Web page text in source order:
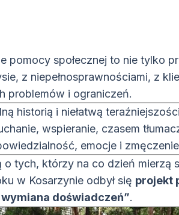
pomocy społecznej to nie tylko
z niepełnosprawnościami, z
problemów i ograniczeń.
historią i niełatwą
wspieranie, czasem
emocje i
o tych, którzy na co dzień
w Kosarzynie odbył się projekt
doświadczeń”.